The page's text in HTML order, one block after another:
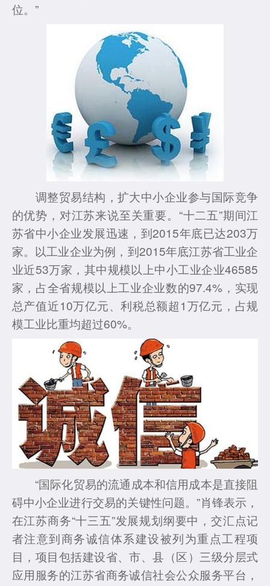
位。”
调整贸易结构，扩大中小企业参与国际竞争
的优势，对江苏来说至关重要。“十二五”期间江
苏省中小企业发展迅速，到2015年底已达203万
家。以工业企业为例，到2015年底江苏省工业企
业近53万家，其中规模以上中小工业企业46585
家，占全省规模以上工业企业数的97.4%，实现
总产值近10万亿元、利税总额超1万亿元，占规
模工业比重均超过60%。
“国际化贸易的流通成本和信用成本是直接阻
碍中小企业进行交易的关键性问题。”肖锋表示，
在江苏商务“十三五”发展规划纲要中，交汇点记
者注意到商务诚信体系建设被列为重点工程项
目，项目包括建设省、市、县（区）三级分层式
应用服务的江苏省商务诚信社会公众服务平台，